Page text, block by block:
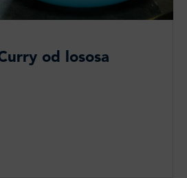
od lososa